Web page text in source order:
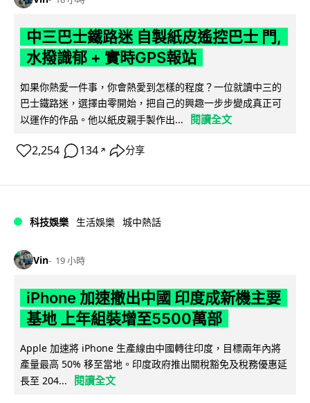
中三巴士鐵路迷 自製紙皮遙控巴士 門,
水撥識郁 + 實時GPS報站
如果你熱愛一件事，你會熱愛到怎樣的程度？一位就讀中三的
巴士鐵路迷，選擇由零開始，把自己的興趣一步步變成真正可
以運作的作品。他以紙皮親手製作出...
閱讀全文
2,254 134 ↗ 分享
科技娛樂 生活娛樂 城中熱話
Vin 19 小時
iPhone 加速撤出中國 印度成新機主要
基地 上年組裝增至5500萬部
Apple 加速將 iPhone 生產線由中國轉往印度，目標兩年內將
產量最高 50% 移至當地。印度政府推出關稅豁免及稅務優惠延
長至 204...
閱讀全文